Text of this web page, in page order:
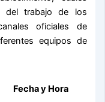
del trabajo de los
oficiales de
equipos de
Fecha y Hora